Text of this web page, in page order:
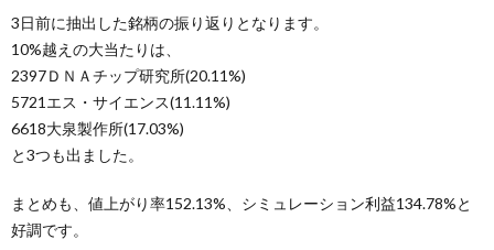
3日前に抽出した銘柄の振り返りとなります。
10%越えの大当たりは、
2397ＤＮＡチップ研究所(20.11%)
5721エス・サイエンス(11.11%)
6618大泉製作所(17.03%)
と3つも出ました。
まとめも、値上がり率152.13%、シミュレーション利益134.78%と
好調です。